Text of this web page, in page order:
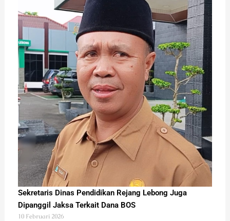
Sekretaris Dinas Pendidikan Rejang Lebong Juga
Dipanggil Jaksa Terkait Dana BOS
10 Februari 2026